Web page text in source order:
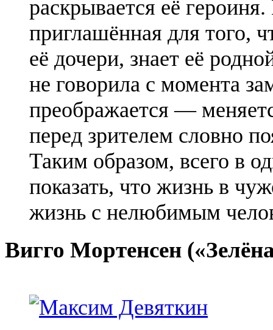
раскрывается её
приглашённая для того,
её дочери, знает её
не говорила с момента
преображается —
перед зрителем словно
Таким образом, всего в
показать, что жизнь в
жизнь с нелюбимым
Вигго Мортенсен